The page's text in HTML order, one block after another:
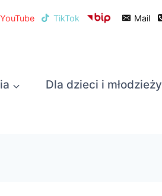
YouTube TikTok Mail
Dla dzieci i młodzieży